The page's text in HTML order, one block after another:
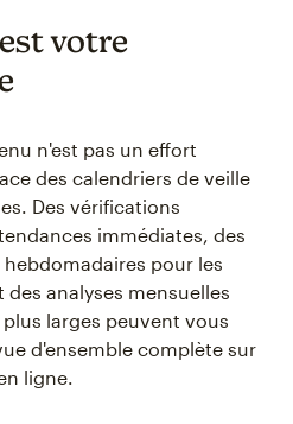
votre
n'est pas un effort
des calendriers de veille
Des vérifications
immédiates, des
pour les
analyses mensuelles
larges peuvent vous
d'ensemble complète sur
ligne.